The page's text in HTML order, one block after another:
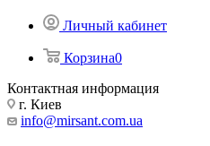
Личный кабинет
Корзина0
Контактная информация
г. Киев
info@mirsant.com.ua